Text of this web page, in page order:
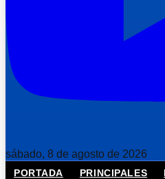
sábado, 8 de agosto de 2026
PORTADA PRINCIPALES